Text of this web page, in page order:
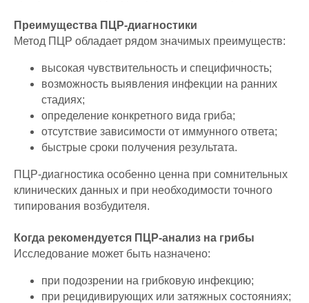
Преимущества ПЦР-диагностики
Метод ПЦР обладает рядом значимых преимуществ:
высокая чувствительность и специфичность;
возможность выявления инфекции на ранних
стадиях;
определение конкретного вида гриба;
отсутствие зависимости от иммунного ответа;
быстрые сроки получения результата.
ПЦР-диагностика особенно ценна при сомнительных
клинических данных и при необходимости точного
типирования возбудителя.
Когда рекомендуется ПЦР-анализ на грибы
Исследование может быть назначено:
при подозрении на грибковую инфекцию;
при рецидивирующих или затяжных состояниях;